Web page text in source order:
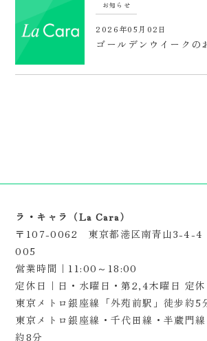
お知らせ
2026年05月02日
ゴールデンウイーク
ラ・キャラ（La Cara）
〒107-0062 東京都港区南青山3-4-4
005
営業時間｜11:00～18:00
定休日｜日・水曜日・第2,4木曜日 定休
東京メトロ銀座線「外苑前駅」徒歩約5
東京メトロ銀座線・千代田線・半蔵門
約8分